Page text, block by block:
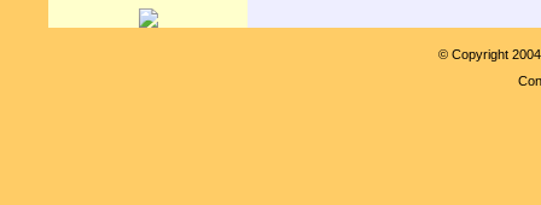
© Copyright